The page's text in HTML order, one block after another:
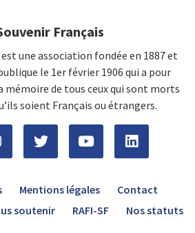
Français
une association fondée en 1887 et
le 1er février 1906 qui a pour
de tous ceux qui sont morts
soient Français ou étrangers.
Mentions légales
Contact
soutenir RAFI-SF Nos statuts